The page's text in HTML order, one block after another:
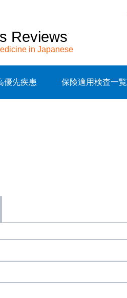
Reviews
in Japanese
優先疾患 保険適用検査一覧